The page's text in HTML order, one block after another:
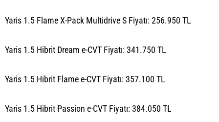
Yaris 1.5 Flame X-Pack Multidrive S Fiyatı: 256.950 TL
Yaris 1.5 Hibrit Dream e-CVT Fiyatı: 341.750 TL
Yaris 1.5 Hibrit Flame e-CVT Fiyatı: 357.100 TL
Yaris 1.5 Hibrit Passion e-CVT Fiyatı: 384.050 TL